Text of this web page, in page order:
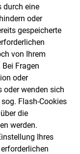
durch eine
oder
gespeicherte
von Ihrem
Fragen
oder
oder wenden sich
Flash-Cookies
die
werden.
Ihres